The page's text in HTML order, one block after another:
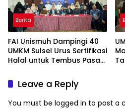
Berita
FAI Unismuh Dampingi 40
UMKM Sulsel Urus Sertifikasi
Halal untuk Tembus Pasar
Leave a Reply
You must be logged in to post a